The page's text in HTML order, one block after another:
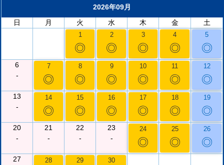
2026年09月
日
月 火 水 木 金 土
1
◎
2
◎
3
◎
4
◎
5
◎
6
-
7
◎
8
◎
9
◎
10
◎
11
◎
12
◎
13
-
14
◎
15
◎
16
◎
17
◎
18
◎
19
◎
20
-
21
-
22
-
23
-
24
◎
25
◎
26
◎
27
28 29 30